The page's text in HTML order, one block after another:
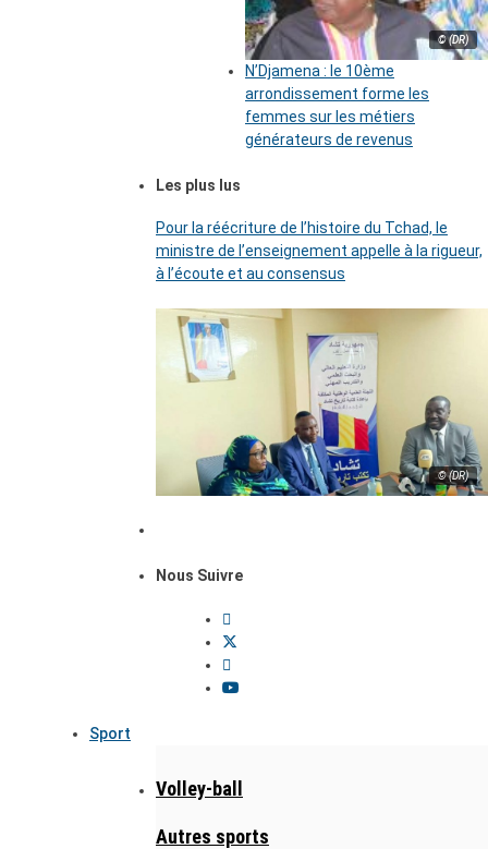
© (DR)
N’Djamena : le 10ème
arrondissement forme les
femmes sur les métiers
générateurs de revenus
Les plus lus
Pour la réécriture de l’histoire du Tchad, le
ministre de l’enseignement appelle à la rigueur,
à l’écoute et au consensus
© (DR)
Nous Suivre
Sport
Volley-ball
Autres sports